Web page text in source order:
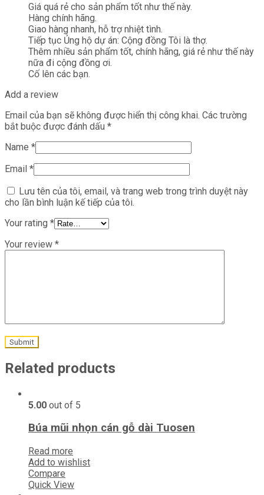
Giá quá rẻ cho sản phẩm tốt như thế này.
Hàng chính hãng.
Giao hàng nhanh, hỗ trợ nhiệt tình.
Tiếp tục Ủng hộ dự án: Cộng đồng Tôi là thợ.
Thêm nhiều sản phẩm tốt, chính hãng, giá rẻ như thế này
nữa đi cộng đồng ơi.
Cố lên các bạn.
Add a review
Email của bạn sẽ không được hiển thị công khai. Các trường
bắt buộc được đánh dấu *
Name *
Email *
Lưu tên của tôi, email, và trang web trong trình duyệt này
cho lần bình luận kế tiếp của tôi.
Your rating *
Your review *
Related products
5.00 out of 5
Búa mũi nhọn cán gỗ dài Tuosen
Read more
Add to wishlist
Compare
Quick View